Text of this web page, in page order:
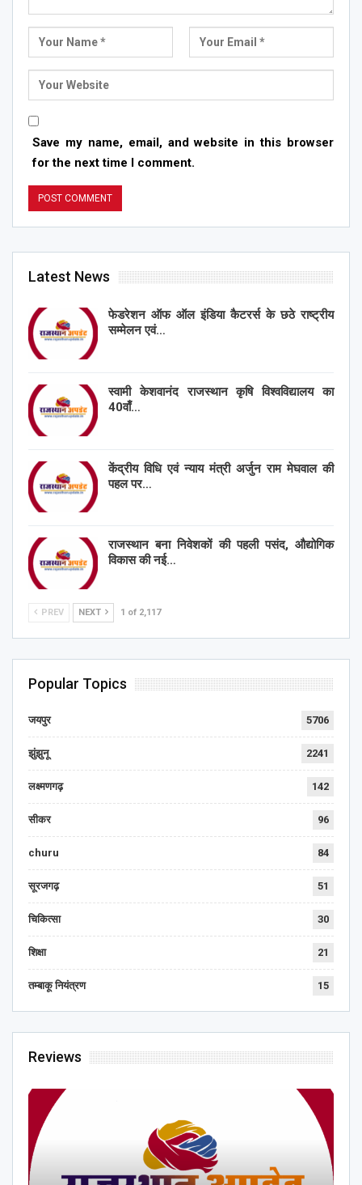
Save my name, email, and website in this browser
for the next time I comment.
Latest News
फेडरेशन ऑफ ऑल इंडिया कैटरर्स के छठे राष्ट्रीय
सम्मेलन एवं…
स्वामी केशवानंद राजस्थान कृषि विश्वविद्यालय का
40वाँ…
केंद्रीय विधि एवं न्याय मंत्री अर्जुन राम मेघवाल की
पहल पर…
राजस्थान बना निवेशकों की पहली पसंद, औद्योगिक
विकास की नई…
PREV NEXT 1 of 2,117
Popular Topics
जयपुर 5706
झुंझुनू 2241
लक्ष्मणगढ़ 142
सीकर 96
churu 84
सूरजगढ़ 51
चिकित्सा 30
शिक्षा 21
तम्बाकू नियंत्रण 15
Reviews